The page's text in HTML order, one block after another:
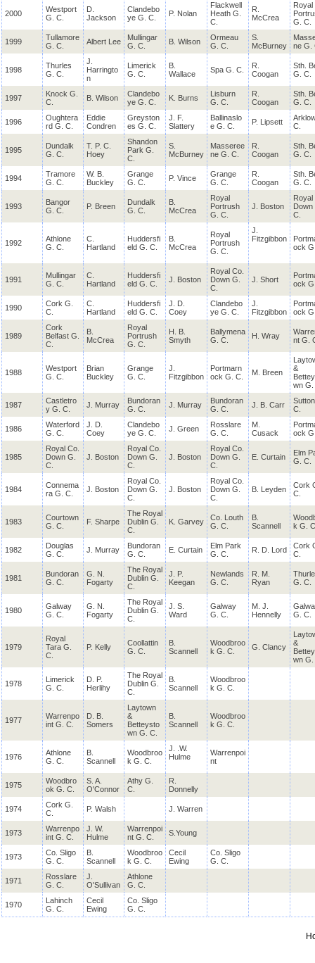
2000
Westport
G. C.
D.
Jackson
Clandebo
ye G. C.
P. Nolan
Flackwell
Heath G.
C.
R.
McCrea
Royal
G. C.
1999
Tullamore
G. C.
Albert Lee
Mullingar
G. C.
B. Wilson
Ormeau
G. C.
S.
McBurney
ne G.
1998
Thurles
G. C.
J.
Harringto
n
Limerick
G. C.
B.
Wallace
Spa G. C.
R.
Coogan
Sth.
G. C.
1997
Knock G.
C.
B. Wilson
Clandebo
ye G. C.
K. Burns
Lisburn
G. C.
R.
Coogan
Sth.
G. C.
1996
Oughtera
rd G. C.
Eddie
Condren
Greyston
es G. C.
J. F.
Slattery
Ballinaslo
e G. C.
P. Lipsett
C.
1995
Dundalk
G. C.
T. P. C.
Hoey
Shandon
Park G.
C.
S.
McBurney
Masseree
ne G. C.
R.
Coogan
Sth.
G. C.
1994
Tramore
G. C.
W. B.
Buckley
Grange
G. C.
P. Vince
Grange
G. C.
R.
Coogan
Sth.
G. C.
1993
Bangor
G. C.
P. Breen
Dundalk
G. C.
B.
McCrea
Royal
Portrush
G. C.
J. Boston
Royal
Down
C.
1992
Athlone
G. C.
C.
Hartland
Huddersfi
eld G. C.
B.
McCrea
Royal
Portrush
G. C.
J.
Fitzgibbon
ock
1991
Mullingar
G. C.
C.
Hartland
Huddersfi
eld G. C.
J. Boston
Royal Co.
Down G.
C.
J. Short
ock
1990
Cork G.
C.
C.
Hartland
Huddersfi
eld G. C.
J. D.
Coey
Clandebo
ye G. C.
J.
Fitzgibbon
ock
1989
Cork
Belfast G.
C.
B.
McCrea
Royal
Portrush
G. C.
H. B.
Smyth
Ballymena
G. C.
H. Wray
nt G.
1988
Westport
G. C.
Brian
Buckley
Grange
G. C.
J.
Fitzgibbon
Portmarn
ock G. C.
M. Breen
&
wn G.
1987
Castletro
y G. C.
J. Murray
Bundoran
G. C.
J. Murray
Bundoran
G. C.
J. B. Carr
C.
1986
Waterford
G. C.
J. D.
Coey
Clandebo
ye G. C.
J. Green
Rosslare
G. C.
M.
Cusack
ock
1985
Royal Co.
Down G.
C.
J. Boston
Royal Co.
Down G.
C.
J. Boston
Royal Co.
Down G.
C.
E. Curtain
Elm
G. C.
1984
Connema
ra G. C.
J. Boston
Royal Co.
Down G.
C.
J. Boston
Royal Co.
Down G.
C.
B. Leyden
Cork
C.
1983
Courtown
G. C.
F. Sharpe
The Royal
Dublin G.
C.
K. Garvey
Co. Louth
G. C.
B.
Scannell
k G.
1982
Douglas
G. C.
J. Murray
Bundoran
G. C.
E. Curtain
Elm Park
G. C.
R. D. Lord
Cork
C.
1981
Bundoran
G. C.
G. N.
Fogarty
The Royal
Dublin G.
C.
J. P.
Keegan
Newlands
G. C.
R. M.
Ryan
G. C.
1980
Galway
G. C.
G. N.
Fogarty
The Royal
Dublin G.
C.
J. S.
Ward
Galway
G. C.
M. J.
Hennelly
G. C.
1979
Royal
Tara G.
C.
P. Kelly
Coollattin
G. C.
B.
Scannell
Woodbroo
k G. C.
G. Clancy
&
wn G.
1978
Limerick
G. C.
D. P.
Herlihy
The Royal
Dublin G.
C.
B.
Scannell
Woodbroo
k G. C.
1977
Warrenpo
int G. C.
D. B.
Somers
Laytown
&
Betteysto
wn G. C.
B.
Scannell
Woodbroo
k G. C.
1976
Athlone
G. C.
B.
Scannell
Woodbroo
k G. C.
J. .W.
Hulme
Warrenpoi
nt
1975
Woodbro
ok G. C.
S. A.
O'Connor
Athy G.
C.
R.
Donnelly
1974
Cork G.
C.
P. Walsh J. Warren
1973
Warrenpo
int G. C.
J. W.
Hulme
Warrenpoi
nt G. C.
S.Young
1973
Co. Sligo
G. C.
B.
Scannell
Woodbroo
k G. C.
Cecil
Ewing
Co. Sligo
G. C.
1971
Rosslare
G. C.
J.
O'Sullivan
Athlone
G. C.
1970
Lahinch
G. C.
Cecil
Ewing
Co. Sligo
G. C.